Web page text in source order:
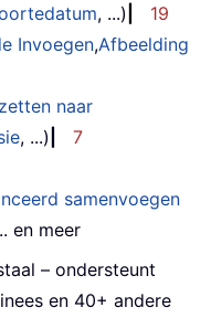
, ...)
19
Invoegen,Afbeelding
naar
, ...)
7
samenvoegen
en meer
– ondersteunt
en 40+ andere